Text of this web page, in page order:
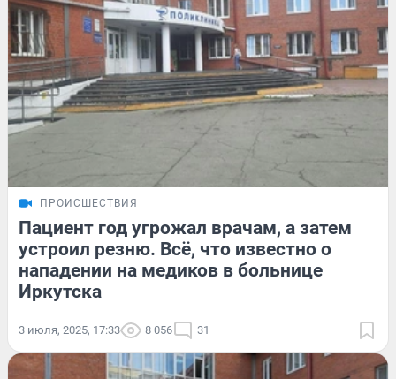
ПРОИСШЕСТВИЯ
Пациент год угрожал врачам, а затем
устроил резню. Всё, что известно о
нападении на медиков в больнице
Иркутска
3 июля, 2025, 17:33 8 056 31